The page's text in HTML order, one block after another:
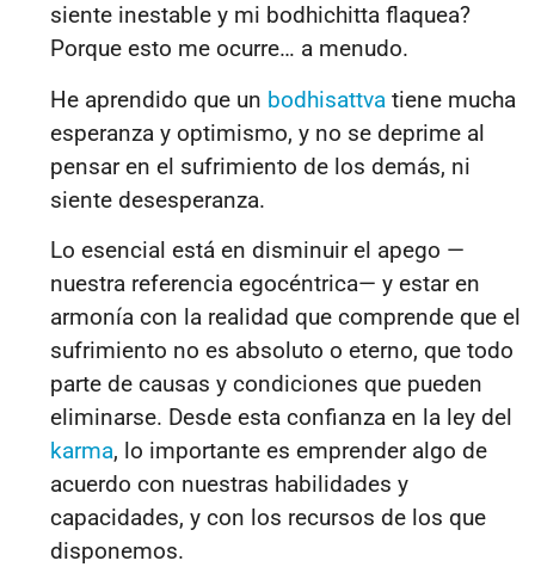
siente inestable y mi bodhichitta flaquea?
Porque esto me ocurre… a menudo.
He aprendido que un bodhisattva tiene mucha
esperanza y optimismo, y no se deprime al
pensar en el sufrimiento de los demás, ni
siente desesperanza.
Lo esencial está en disminuir el apego —
nuestra referencia egocéntrica— y estar en
armonía con la realidad que comprende que el
sufrimiento no es absoluto o eterno, que todo
parte de causas y condiciones que pueden
eliminarse. Desde esta confianza en la ley del
karma, lo importante es emprender algo de
acuerdo con nuestras habilidades y
capacidades, y con los recursos de los que
disponemos.